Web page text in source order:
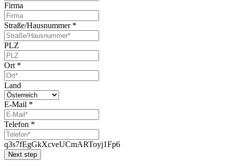
Firma
Straße/Hausnummer *
PLZ
Ort *
Land
E-Mail *
Telefon *
q3s7fEgGkXcveUCmARToyj1Fp6
Next step